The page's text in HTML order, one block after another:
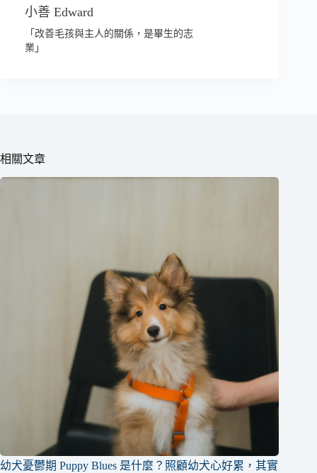
小善 Edward
「改善毛孩與主人的關係，是畢生的志
業」
相關文章
幼犬憂鬱期 Puppy Blues 是什麼？照顧幼犬心好累，其實